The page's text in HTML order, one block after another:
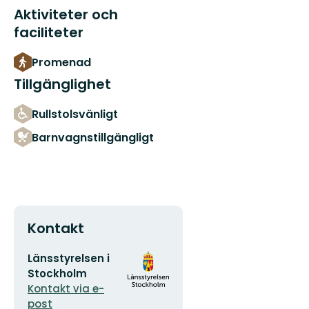
Aktiviteter och
faciliteter
Promenad
Tillgänglighet
Rullstolsvänligt
Barnvagnstillgängligt
Kontakt
E-
postadress
Länsstyrelsen i
Stockholm
Kontakt via e-
post
Organisationens
logotyp